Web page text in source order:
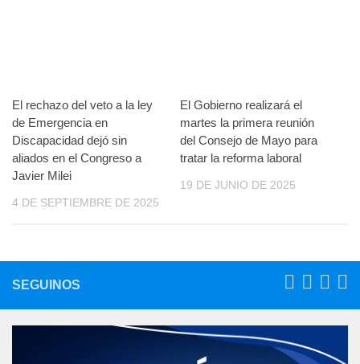
El rechazo del veto a la ley
de Emergencia en
Discapacidad dejó sin
aliados en el Congreso a
Javier Milei
4 DE SEPTIEMBRE DE 2025
El Gobierno realizará el
martes la primera reunión
del Consejo de Mayo para
tratar la reforma laboral
19 DE JUNIO DE 2025
SEGUINOS